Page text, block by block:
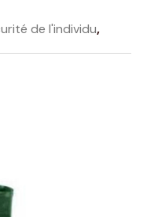
de l'individu,